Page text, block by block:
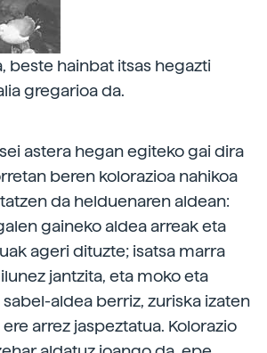
beste hainbat itsas hegazti
gregarioa da.
astera hegan egiteko gai dira
beren kolorazioa nahikoa
da helduenaren aldean:
gaineko aldea arreak eta
ageri dituzte; isatsa marra
jantzita, eta moko eta
aldea berriz, zuriska izaten
arrez jaspeztatua. Kolorazio